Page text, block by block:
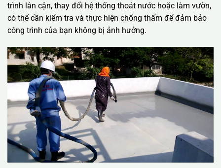
trình lân cận, thay đổi hệ thống thoát nước hoặc làm vườn,
có thể cần kiểm tra và thực hiện chống thấm để đảm bảo
công trình của bạn không bị ảnh hưởng.